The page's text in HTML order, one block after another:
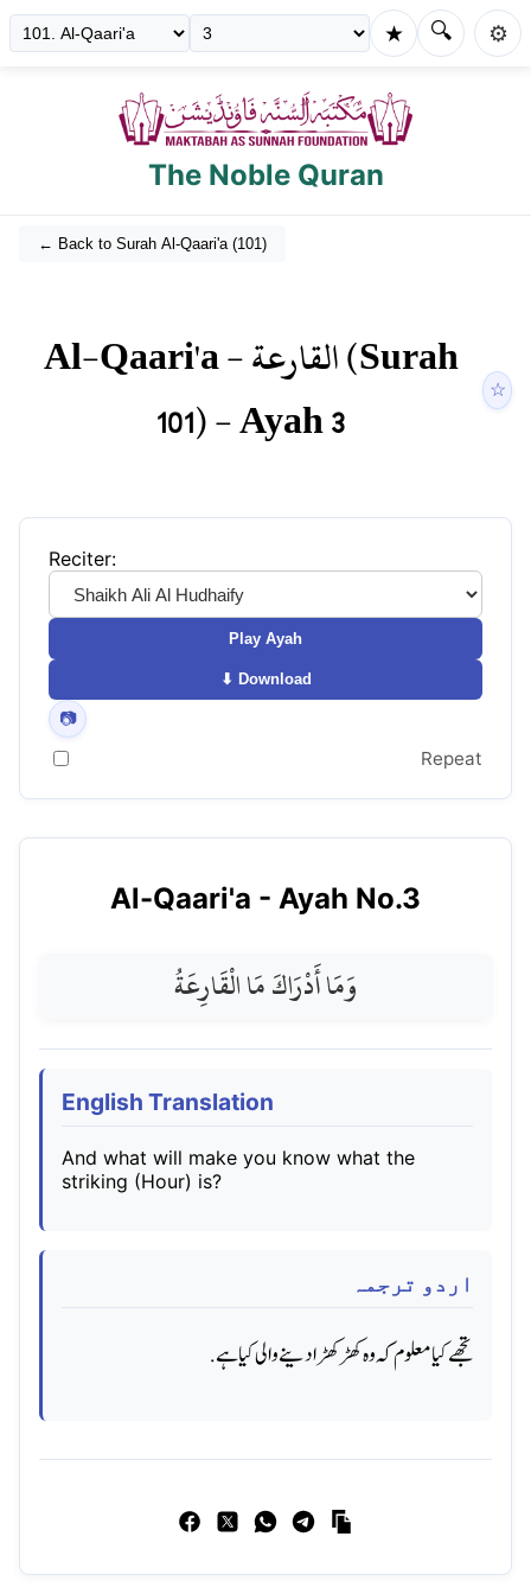
★ 🔍 ⚙️
The Noble Quran
← Back to Surah Al-Qaari'a(101)
Al-Qaari'a-القارعة(Surah
101) - Ayah3
☆
Reciter:
Play Ayah
⬇ Download
📷
Repeat
Al-Qaari'a - Ayah No.3
وَمَا أَدْرَاكَ مَا الْقَارِعَةُ
English Translation
And what will make you know what the
striking (Hour) is?
اردو ترجمہ
تجھے کیا معلوم کہ وه کھڑ کھڑا دینے والی کیا ہے.